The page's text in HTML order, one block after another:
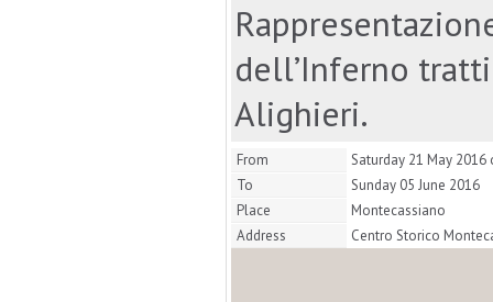
dell’Inferno
Alighieri.
From
Saturday 21 May 2016
To
Sunday 05 June 2016
Place
Montecassiano
Address
Centro Storico